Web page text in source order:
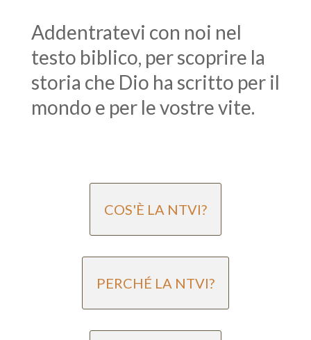
Addentratevi con noi nel
testo biblico, per scoprire la
storia che Dio ha scritto per il
mondo e per le vostre vite.
COS'È LA NTVI?
PERCHÉ LA NTVI?